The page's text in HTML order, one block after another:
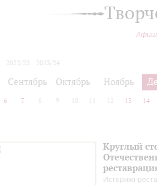
2022/23
2023/24
Сентябрь Октябрь Ноябрь
6 7 8 9 10 12 13 14
Круглый
Историко-